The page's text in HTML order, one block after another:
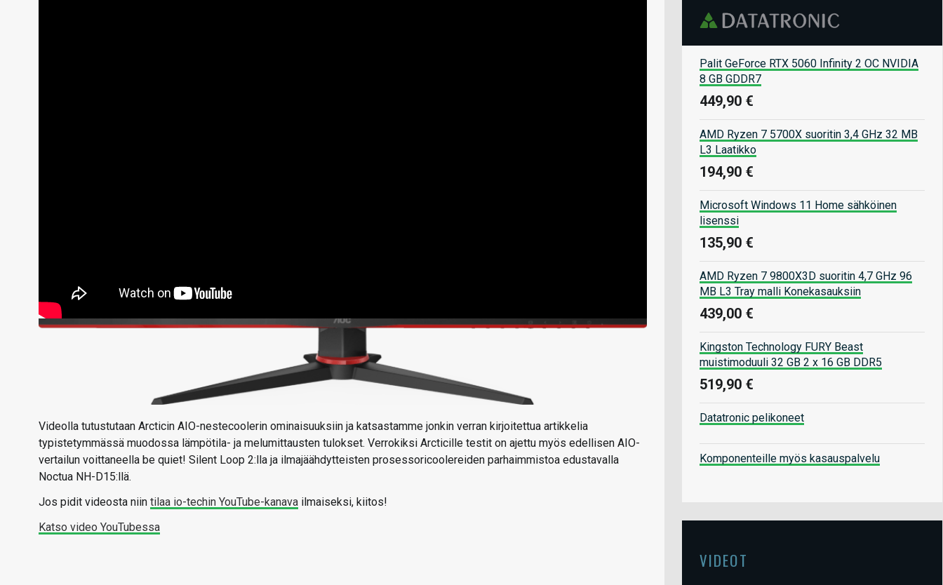
Videolla tutustutaan Arcticin AIO-nestecoolerin ominaisuuksiin ja katsastamme jonkin verran kirjoitettua artikkelia
typistetymmässä muodossa lämpötila- ja melumittausten tulokset. Verrokiksi Arcticille testit on ajettu myös edellisen AIO-
vertailun voittaneella be quiet! Silent Loop 2:lla ja ilmajäähdytteisten prosessoricoolereiden parhaimmistoa edustavalla
Noctua NH-D15:llä.
Jos pidit videosta niin tilaa io-techin YouTube-kanava ilmaiseksi, kiitos!
Katso video YouTubessa
Palit GeForce RTX 5060 Infinity 2 OC NVIDIA
8 GB GDDR7
449,90 €
AMD Ryzen 7 5700X suoritin 3,4 GHz 32 MB
L3 Laatikko
194,90 €
Microsoft Windows 11 Home sähköinen
lisenssi
135,90 €
AMD Ryzen 7 9800X3D suoritin 4,7 GHz 96
MB L3 Tray malli Konekasauksiin
439,00 €
Kingston Technology FURY Beast
muistimoduuli 32 GB 2 x 16 GB DDR5
519,90 €
Datatronic pelikoneet
Komponenteille myös kasauspalvelu
VIDEOT